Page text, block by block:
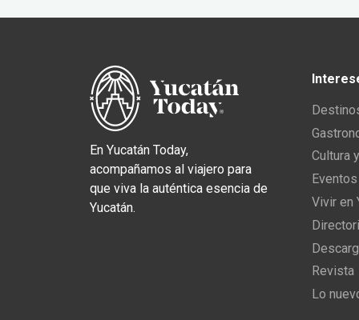
En Yucatán Today,
acompañamos al viajero para
que viva la auténtica esencia de
Yucatán.
Cultura
Vivir en
Revista
Lo